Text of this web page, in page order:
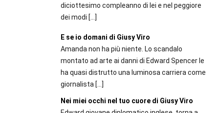
diciottesimo compleanno di lei e nel peggiore
dei modi […]
E se io domani di Giusy Viro
Amanda non ha più niente. Lo scandalo
montato ad arte ai danni di Edward Spencer le
ha quasi distrutto una luminosa carriera come
giornalista […]
Nei miei occhi nel tuo cuore di Giusy Viro